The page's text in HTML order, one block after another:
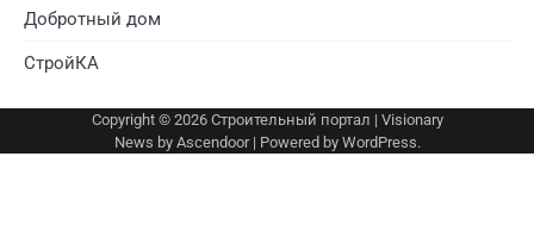
Добротный дом
СтройКА
Copyright © 2026 Строительный портал | Visionary
News by Ascendoor| Powered by WordPress.